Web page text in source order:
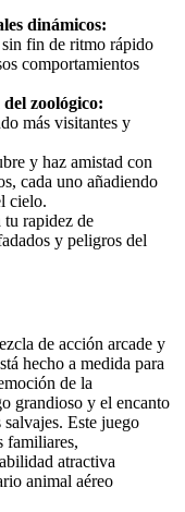
dinámicos:
fin de ritmo rápido
comportamientos
zoológico:
más visitantes y
y haz amistad con
cada uno añadiendo
cielo.
rapidez de
y peligros del
de acción arcade y
hecho a medida para
de la
grandioso y el encanto
Este juego
familiares,
atractiva
animal aéreo